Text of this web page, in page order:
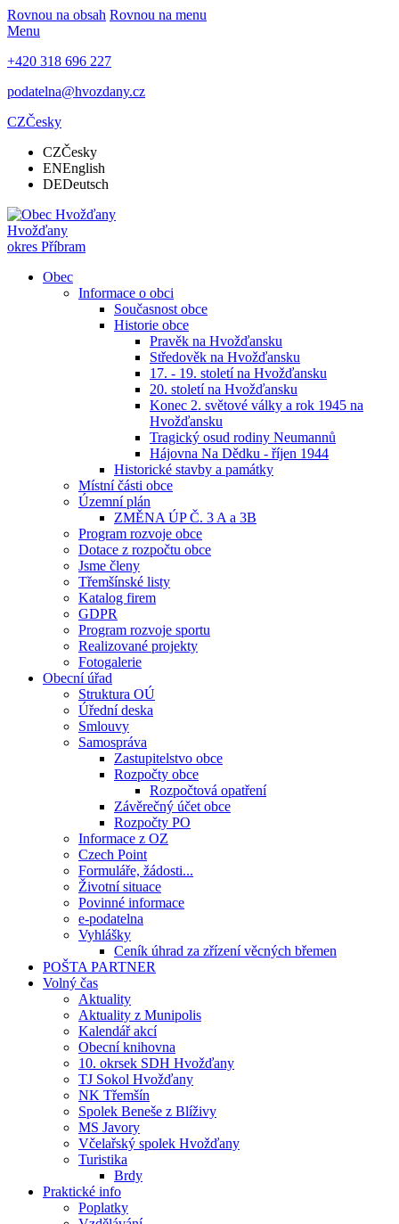
Rovnou na obsah Rovnou na menu
Menu
+420 318 696 227
podatelna@hvozdany.cz
CZČesky
CZČesky
ENEnglish
DEDeutsch
Hvožďany
okres Příbram
Obec
Informace o obci
Současnost obce
Historie obce
Pravěk na Hvožďansku
Středověk na Hvožďansku
17. - 19. století na Hvožďansku
20. století na Hvožďansku
Konec 2. světové války a rok 1945 na
Hvožďansku
Tragický osud rodiny Neumannů
Hájovna Na Dědku - říjen 1944
Historické stavby a památky
Místní části obce
Územní plán
ZMĚNA ÚP Č. 3 A a 3B
Program rozvoje obce
Dotace z rozpočtu obce
Jsme členy
Třemšínské listy
Katalog firem
GDPR
Program rozvoje sportu
Realizované projekty
Fotogalerie
Obecní úřad
Struktura OÚ
Úřední deska
Smlouvy
Samospráva
Zastupitelstvo obce
Rozpočty obce
Rozpočtová opatření
Závěrečný účet obce
Rozpočty PO
Informace z OZ
Czech Point
Formuláře, žádosti...
Životní situace
Povinné informace
e-podatelna
Vyhlášky
Ceník úhrad za zřízení věcných břemen
POŠTA PARTNER
Volný čas
Aktuality
Aktuality z Munipolis
Kalendář akcí
Obecní knihovna
10. okrsek SDH Hvožďany
TJ Sokol Hvožďany
NK Třemšín
Spolek Beneše z Blíživy
MS Javory
Včelařský spolek Hvožďany
Turistika
Brdy
Praktické info
Poplatky